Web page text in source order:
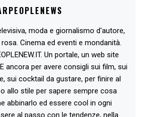
moda e giornalismo d'autore,
Cinema ed eventi e mondanità.
Un portale, un web site
ancora per avere consigli sui film, sui
sui cocktail da gustare, per finire al
allo stile per sapere sempre cosa
abbinarlo ed essere cool in ogni
al passo con le tendenze, nella